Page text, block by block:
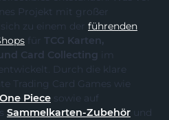
Projekt mit großer
zu einem der führenden
für TCG Karten,
Card Collecting
im
Durch die klare
relevante Trading Card Games wie
One Piece sowie auf
Sammelkarten-Zubehör